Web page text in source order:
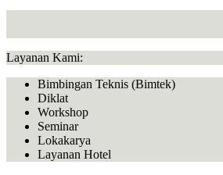
Layanan Kami:
Bimbingan Teknis (Bimtek)
Diklat
Workshop
Seminar
Lokakarya
Layanan Hotel